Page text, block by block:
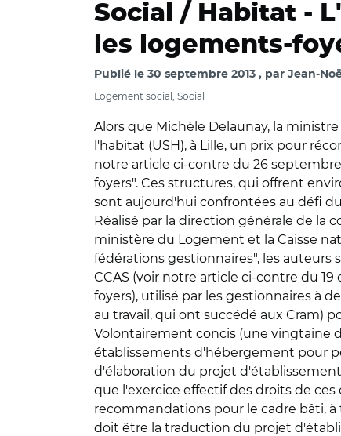
Social / Habitat -
les logements-
Publié le 30 septembre 2013 par Jean-
Logement social, Social
Alors que Michèle Delaunay, la
l'habitat (USH), à Lille, un prix pour
notre article ci-contre du 26
foyers". Ces structures, qui offrent
sont aujourd'hui confrontées au défi
Réalisé par la direction générale de la
ministère du Logement et la Caisse
fédérations gestionnaires", les
CCAS (voir notre article ci-contre du
foyers), utilisé par les gestionnaires à
au travail, qui ont succédé aux Cram)
Volontairement concis (une vingtaine
établissements d'hébergement pour
d'élaboration du projet
que l'exercice effectif des droits de ces
recommandations pour le cadre bâti,
doit être la traduction du projet